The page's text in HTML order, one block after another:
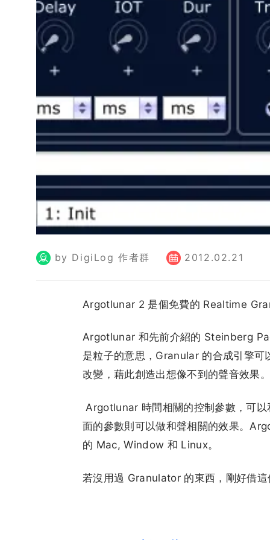
by DigiLog 作者群 2012.02.21
Argotlunar 2 是個免費的 Realtime
Argotlunar 和先前介紹的 Steinberg
是粒子的意思，Granular 的合成引擎可
改變，藉此創造出想像不到的聲音效果
Argotlunar 時間相關的控制參數，可
面的參數則可以做和聲相關的效果。
的 Mac, Window 和 Linux。
若沒用過 Granulator 的東西，剛好借